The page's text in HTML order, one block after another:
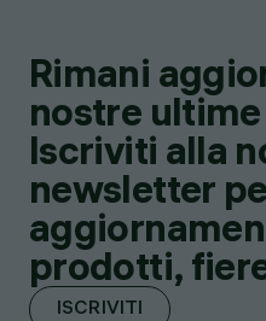
Rimani
nostre
Iscriviti alla
newsletter
prodotti,
ISCRIVITI